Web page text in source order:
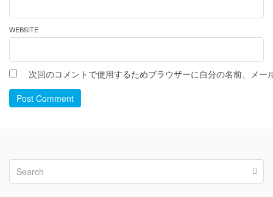
WEBSITE
次回のコメントで使用するためブラウザーに自分の名前、メー
Post Comment